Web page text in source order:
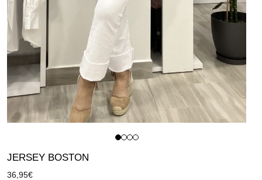
JERSEY BOSTON
36,95€